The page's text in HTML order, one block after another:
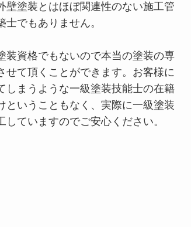
壁塗装とはほぼ関連性のない施工管
士でもありません。
装資格でもないので本当の塗装の専
せて頂くことができます。お客様に
しまうような一級塗装技能士の在籍
ということもなく、実際に一級塗装
していますのでご安心ください。